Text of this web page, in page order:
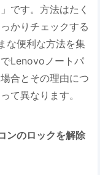
です。方法はたく
かりチェックする
な便利な方法を集
Lenovoノートパ
合とその理由につ
て異なります。
ンのロックを解除